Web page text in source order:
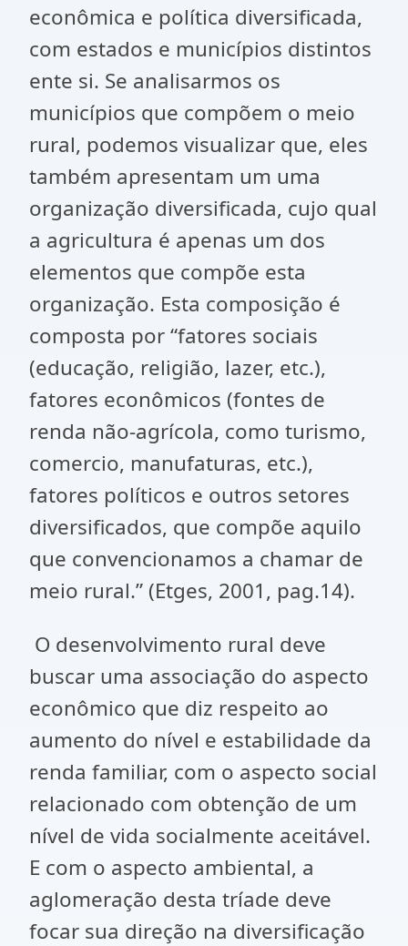
econômica e política diversificada,
com estados e municípios distintos
ente si. Se analisarmos os
municípios que compõem o meio
rural, podemos visualizar que, eles
também apresentam um uma
organização diversificada, cujo qual
a agricultura é apenas um dos
elementos que compõe esta
organização. Esta composição é
composta por “fatores sociais
(educação, religião, lazer, etc.),
fatores econômicos (fontes de
renda não-agrícola, como turismo,
comercio, manufaturas, etc.),
fatores políticos e outros setores
diversificados, que compõe aquilo
que convencionamos a chamar de
meio rural.” (Etges, 2001, pag.14).
O desenvolvimento rural deve
buscar uma associação do aspecto
econômico que diz respeito ao
aumento do nível e estabilidade da
renda familiar, com o aspecto social
relacionado com obtenção de um
nível de vida socialmente aceitável.
E com o aspecto ambiental, a
aglomeração desta tríade deve
focar sua direção na diversificação